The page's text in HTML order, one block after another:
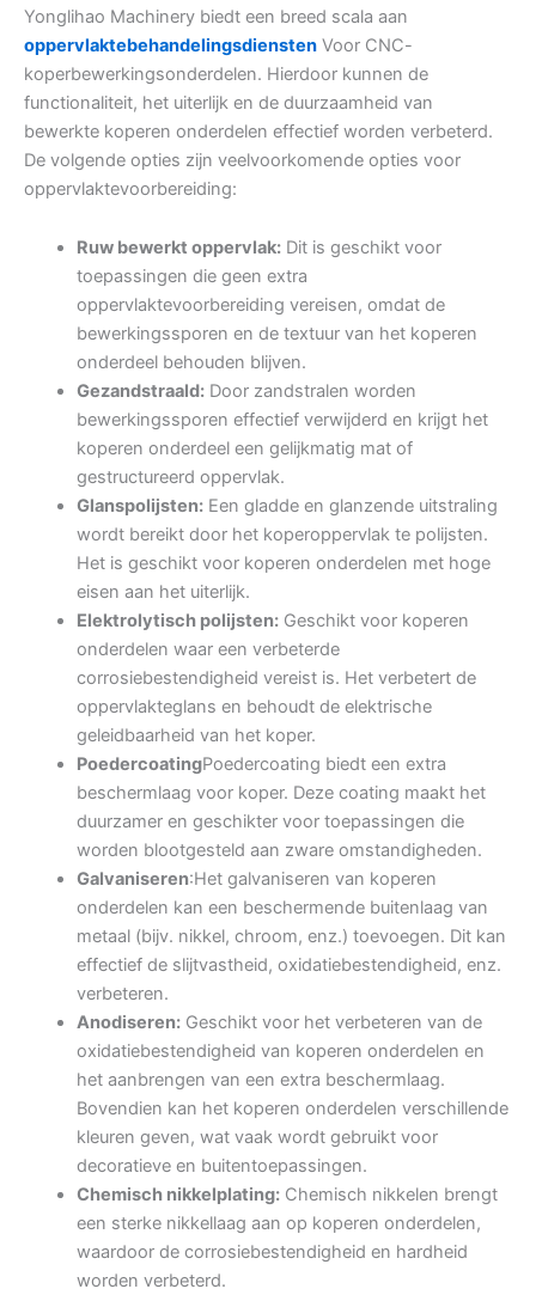
Yonglihao Machinery biedt een breed scala aan
oppervlaktebehandelingsdiensten Voor CNC-
koperbewerkingsonderdelen. Hierdoor kunnen de
functionaliteit, het uiterlijk en de duurzaamheid van
bewerkte koperen onderdelen effectief worden verbeterd.
De volgende opties zijn veelvoorkomende opties voor
oppervlaktevoorbereiding:
Ruw bewerkt oppervlak:Dit is geschikt voor
toepassingen die geen extra
oppervlaktevoorbereiding vereisen, omdat de
bewerkingssporen en de textuur van het koperen
onderdeel behouden blijven.
Gezandstraald:Door zandstralen worden
bewerkingssporen effectief verwijderd en krijgt het
koperen onderdeel een gelijkmatig mat of
gestructureerd oppervlak.
Glanspolijsten:Een gladde en glanzende uitstraling
wordt bereikt door het koperoppervlak te polijsten.
Het is geschikt voor koperen onderdelen met hoge
eisen aan het uiterlijk.
Elektrolytisch polijsten:Geschikt voor koperen
onderdelen waar een verbeterde
corrosiebestendigheid vereist is. Het verbetert de
oppervlakteglans en behoudt de elektrische
geleidbaarheid van het koper.
PoedercoatingPoedercoating biedt een extra
beschermlaag voor koper. Deze coating maakt het
duurzamer en geschikter voor toepassingen die
worden blootgesteld aan zware omstandigheden.
Galvaniseren:Het galvaniseren van koperen
onderdelen kan een beschermende buitenlaag van
metaal (bijv. nikkel, chroom, enz.) toevoegen. Dit kan
effectief de slijtvastheid, oxidatiebestendigheid, enz.
verbeteren.
Anodiseren:Geschikt voor het verbeteren van de
oxidatiebestendigheid van koperen onderdelen en
het aanbrengen van een extra beschermlaag.
Bovendien kan het koperen onderdelen verschillende
kleuren geven, wat vaak wordt gebruikt voor
decoratieve en buitentoepassingen.
Chemisch nikkelplating:Chemisch nikkelen brengt
een sterke nikkellaag aan op koperen onderdelen,
waardoor de corrosiebestendigheid en hardheid
worden verbeterd.